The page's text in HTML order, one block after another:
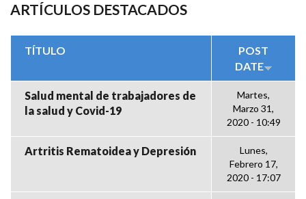
ARTÍCULOS DESTACADOS
TÍTULO
POST
DATE
Salud mental de trabajadores de
la salud y Covid-19
Martes,
Marzo 31,
2020 - 10:49
Artritis Rematoidea y Depresión
Lunes,
Febrero 17,
2020 - 17:07